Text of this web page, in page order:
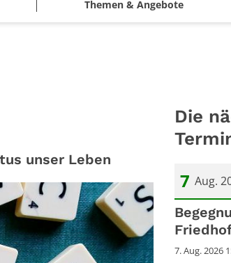
Themen & Angebote
unser Leben
Die
7 Aug.
Datum: 7.
7. Aug. 2026